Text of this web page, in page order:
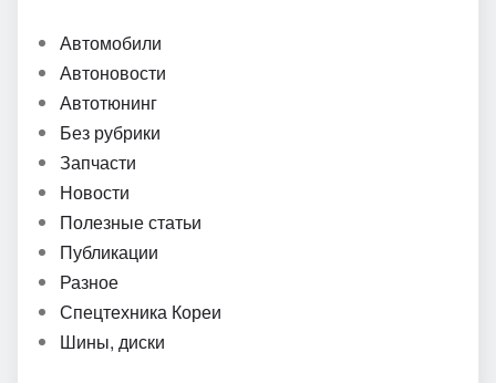
Автомобили
Автоновости
Автотюнинг
Без рубрики
Запчасти
Новости
Полезные статьи
Публикации
Разное
Спецтехника Кореи
Шины, диски